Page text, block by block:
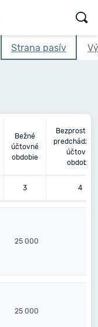
Strana pasív
Bežné
účtovné
obdobie
účtovné
obdobie
3 4
25 000
25 000